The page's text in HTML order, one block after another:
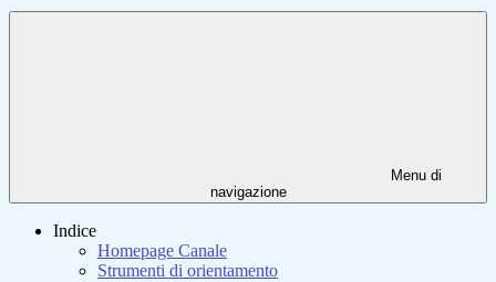
Menu di
navigazione
Indice
Homepage Canale
Strumenti di orientamento